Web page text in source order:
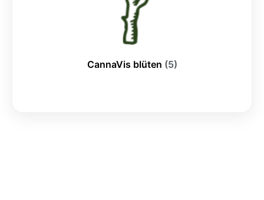
CannaVis blüten (5)